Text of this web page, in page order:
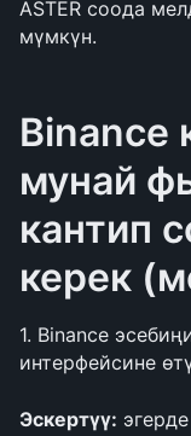
ASTER соода
мүмкүн.
Binance
мунай
кантип
керек
1. Binance
интерфейсине
Эскертүү: